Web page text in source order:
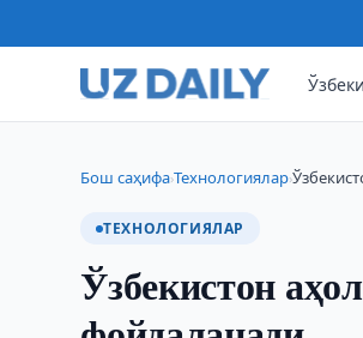
Бош саҳифа›Технологиялар›
ТЕХНОЛОГИЯЛАР
Ўзбекистон